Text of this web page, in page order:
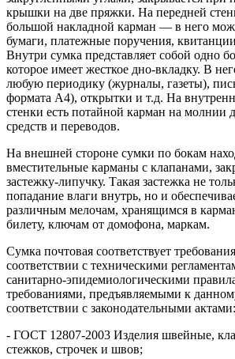
крышки на две пряжки. На передней
большой накладной карман — в него
бумаги, платежные поручения,
Внутри сумка представляет собой одно
которое имеет жесткое дно-вкладку. В
любую периодику (журналы, газеты),
формата А4), открытки и т.д. На
стенки есть потайной карман на молнии
средств и переводов.
На внешней стороне сумки по бокам
вместительные карманы с клапанами,
застежку-липучку. Такая застежка не
попадание влаги внутрь, но и
различным мелочам, хранящимся в
билету, ключам от домофона, маркам.
Сумка почтовая соответствует
соответствии с техническими
санитарно-эпидемиологическими
требованиями, предъявляемыми к
соответствии с законодательными актами:
- ГОСТ 12807-2003 Изделия швейные,
стежков, строчек и швов;